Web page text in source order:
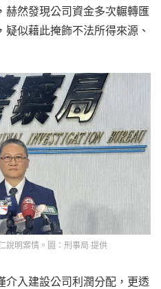
赫然發現公司資金多次輾轉匯
似藉此掩飾不法所得來源、
說明案情。圖：刑事局 提供
介入建設公司利潤分配，更透